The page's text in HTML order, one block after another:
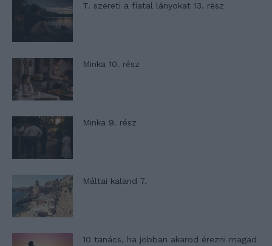
T. szereti a fiatal lányokat 13. rész
Minka 10. rész
Minka 9. rész
Máltai kaland 7.
10 tanács, ha jobban akarod érezni magad